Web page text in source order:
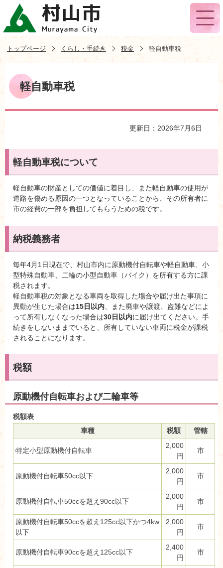
トップページ くらし・手続き 税金 軽自動車税
軽自動車税
更新日：2026年7月6日
軽自動車税について
軽自動車の財産としての価値に着目し、また軽自動車の使用が
道路を傷める原因の一つとなっていることから、その所有者に
市の経費の一部を負担してもらうための税です。
納税義務者
毎年4月1日現在で、村山市内に原動機付自転車や軽自動車、小
型特殊自動車、二輪の小型自動車（バイク）を所有する方に課
税されます。
軽自動車税の対象となる車両を取得した場合や届け出た事項に
異動が生じた場合は15日以内 、また廃車や譲渡、盗難などによ
って所有しなくなった場合は30日以内に届け出てください。手
続きをしないままでいると、所有していない車両に税金が課税
されることになります。
税額
原動機付自転車および二輪車等
税額表
車種 税額 管轄
特定小型原動機付自転車
2,000
円
市
原動機付自転車50cc以下
2,000
円
市
原動機付自転車50ccを超え90cc以下
2,000
円
市
原動機付自転車50ccを超え125cc以下かつ4kw
以下
2,000
円
市
原動機付自転車90ccを超え125cc以下
2,400
円
市